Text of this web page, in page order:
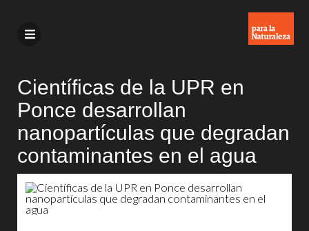
Científicas de la UPR en
Ponce desarrollan
nanopartículas que degradan
contaminantes en el agua